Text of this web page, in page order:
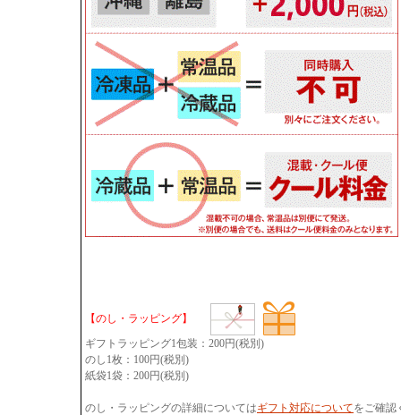
【のし・ラッピング】
ギフトラッピング1包装：200円(税別)
のし1枚：100円(税別)
紙袋1袋：200円(税別)
のし・ラッピングの詳細についてはギフト対応についてをご確認